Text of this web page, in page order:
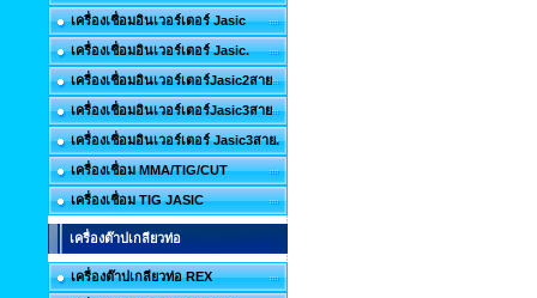
เครื่องเชื่อมอินเวอร์เตอร์ Jasic
เครื่องเชื่อมอินเวอร์เตอร์ Jasic.
เครื่องเชื่อมอินเวอร์เตอร์Jasic2สาย
เครื่องเชื่อมอินเวอร์เตอร์Jasic3สาย
เครื่องเชื่อมอินเวอร์เตอร์ Jasic3สาย.
เครื่องเชื่อม MMA/TIG/CUT
เครื่องเชื่อม TIG JASIC
เครื่องต๊าปเกลียวท่อ
เครื่องต๊าปเกลียวท่อ REX